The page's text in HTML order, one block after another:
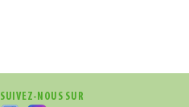
SUIVEZ-NOUS SUR